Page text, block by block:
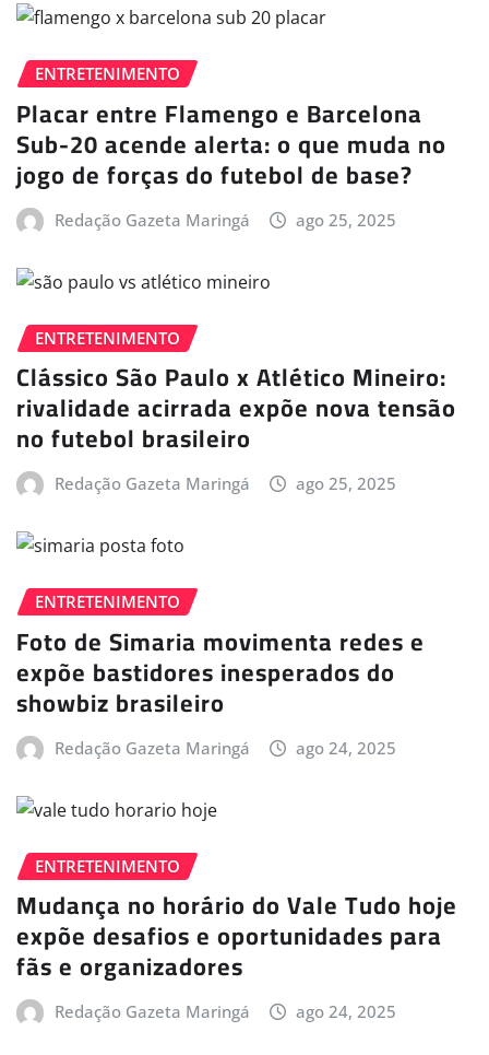
ENTRETENIMENTO
Placar entre Flamengo e Barcelona
Sub-20 acende alerta: o que muda no
jogo de forças do futebol de base?
Redação Gazeta Maringá ago 25, 2025
ENTRETENIMENTO
Clássico São Paulo x Atlético Mineiro:
rivalidade acirrada expõe nova tensão
no futebol brasileiro
Redação Gazeta Maringá ago 25, 2025
ENTRETENIMENTO
Foto de Simaria movimenta redes e
expõe bastidores inesperados do
showbiz brasileiro
Redação Gazeta Maringá ago 24, 2025
ENTRETENIMENTO
Mudança no horário do Vale Tudo hoje
expõe desafios e oportunidades para
fãs e organizadores
Redação Gazeta Maringá ago 24, 2025